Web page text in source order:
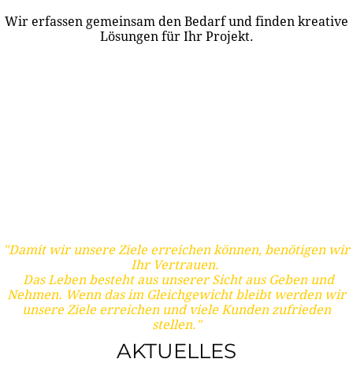
Wir erfassen gemeinsam den Bedarf und finden kreative
Lösungen für Ihr Projekt.
"Damit wir unsere Ziele erreichen können, benötigen wir
Ihr Vertrauen.
Das Leben besteht aus unserer Sicht aus Geben und
Nehmen. Wenn das im Gleichgewicht bleibt werden wir
unsere Ziele erreichen und viele Kunden zufrieden
stellen."
AKTUELLES